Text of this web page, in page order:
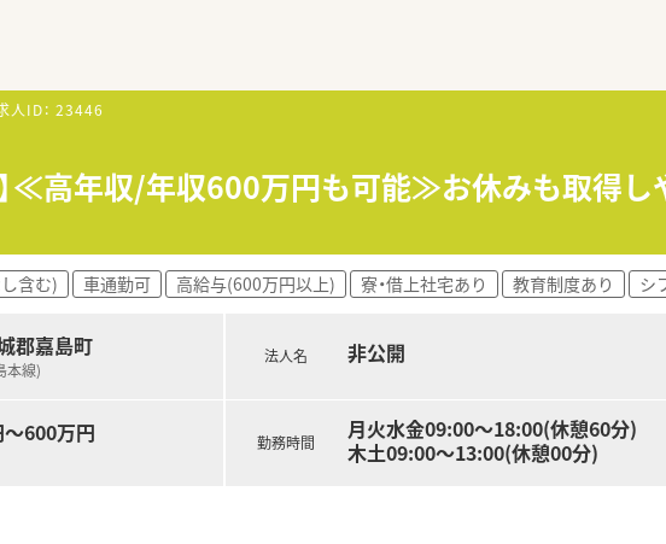
人ID： 23446
≪高年収/年収600万円も可能≫お休みも取得し
含む) 車通勤可 高給与(600万円以上) 寮・借上社宅あり 教育制度あり シ
郡嘉島町
本線)
600万円
法人名 非公開
勤務時間
月火水金09:00～18:00(休憩60分)
木土09:00～13:00(休憩00分)